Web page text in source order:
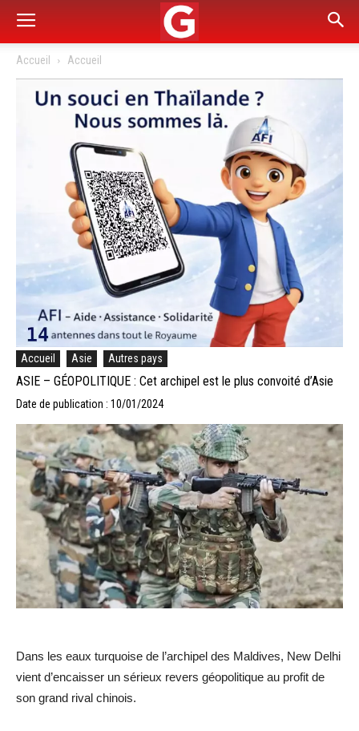
Accueil Accueil
Accueil Asie Autres pays
ASIE – GÉOPOLITIQUE : Cet archipel est le plus convoité d’Asie
Date de publication : 10/01/2024
Dans les eaux turquoise de l’archipel des Maldives, New Delhi
vient d’encaisser un sérieux revers géopolitique au profit de
son grand rival chinois.